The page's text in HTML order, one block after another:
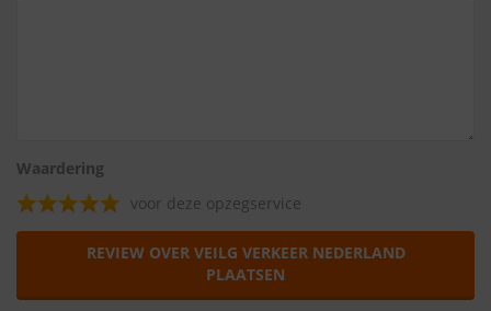
Waardering
voor deze opzegservice
REVIEW OVER VEILG VERKEER NEDERLAND
PLAATSEN